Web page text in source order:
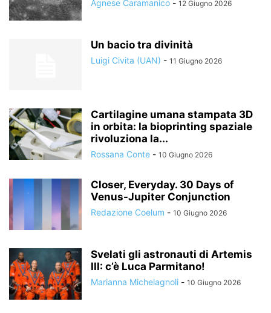
Agnese Caramanico - 12 Giugno 2026
Un bacio tra divinità
Luigi Civita (UAN) - 11 Giugno 2026
Cartilagine umana stampata 3D
in orbita: la bioprinting spaziale
rivoluziona la...
Rossana Conte - 10 Giugno 2026
Closer, Everyday. 30 Days of
Venus-Jupiter Conjunction
Redazione Coelum - 10 Giugno 2026
Svelati gli astronauti di Artemis
III: c’è Luca Parmitano!
Marianna Michelagnoli - 10 Giugno 2026